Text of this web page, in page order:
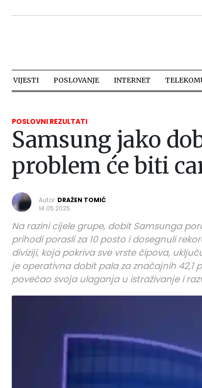
VIJESTI POSLOVANJE INTERNET
POSLOVNI REZULTATI
Samsung jako
problem će biti
Autor: DRAŽEN TOMIĆ
14.05.2025.
Na razini cijele grupe, dobit Samsunga
prihodi porasli za 10 posto i dosegnuli
diviziji, koja pokriva sve vrste čipova,
je operativna dobit pala za značajnih 42,1
povećao svoja ulaganja u istraživanje i